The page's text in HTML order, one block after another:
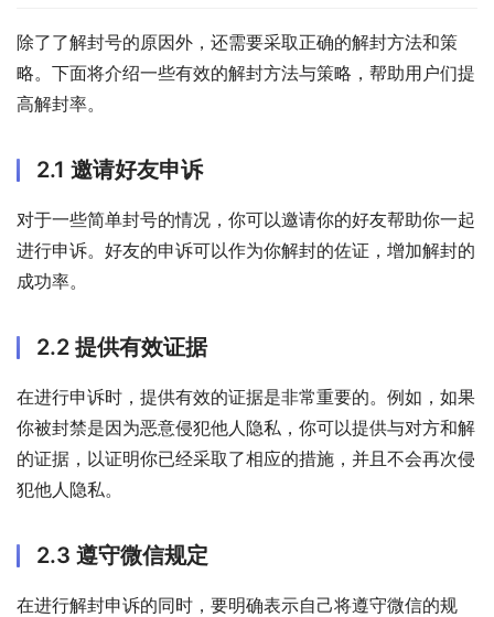
除了了解封号的原因外，还需要采取正确的解封方法和策
略。下面将介绍一些有效的解封方法与策略，帮助用户们提
高解封率。
2.1 邀请好友申诉
对于一些简单封号的情况，你可以邀请你的好友帮助你一起
进行申诉。好友的申诉可以作为你解封的佐证，增加解封的
成功率。
2.2 提供有效证据
在进行申诉时，提供有效的证据是非常重要的。例如，如果
你被封禁是因为恶意侵犯他人隐私，你可以提供与对方和解
的证据，以证明你已经采取了相应的措施，并且不会再次侵
犯他人隐私。
2.3 遵守微信规定
在进行解封申诉的同时，要明确表示自己将遵守微信的规